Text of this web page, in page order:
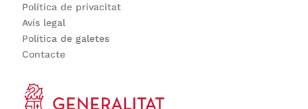
Política de privacitat
Avís legal
Política de galetes
Contacte